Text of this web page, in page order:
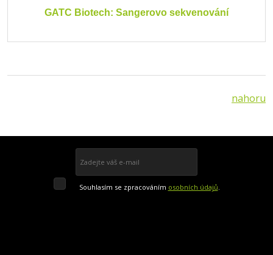
GATC Biotech: Sangerovo sekvenování
nahoru
se
Souhlasím se zpracováním osobních údajů.